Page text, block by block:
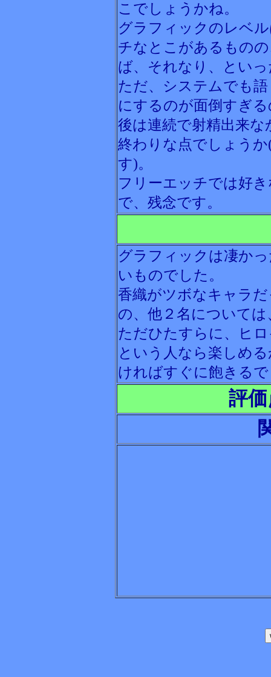
こでしょうかね。
グラフィックのレベ
チなとこがあるもの
ば、それなり、とい
ただ、システムでも
にするのが面倒すぎ
後は連続で射精出来
終わりな点でしょう
す)。
フリーエッチでは好
で、残念です。
グラフィックは凄か
いものでした。
香織がツボなキャラ
の、他２名について
ただひたすらに、ヒ
という人なら楽しめ
ければすぐに飽きる
評